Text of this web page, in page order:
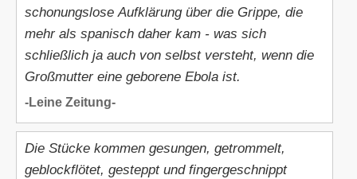
schonungslose Aufklärung über die Grippe, die
mehr als spanisch daher kam - was sich
schließlich ja auch von selbst versteht, wenn die
Großmutter eine geborene Ebola ist.
-Leine Zeitung-
Die Stücke kommen gesungen, getrommelt,
geblockflötet, gesteppt und fingergeschnippt